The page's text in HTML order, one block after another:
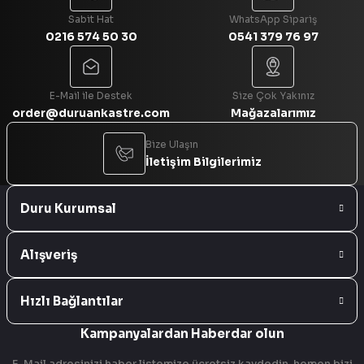
Sabit Hat
0216 574 50 30
WhatsApp Sipariş
0541 379 76 97
E-Mail ile Destek
order@duruankastre.com
Size Çok Yakınız
Mağazalarımız
Bize Ulaşın
İletişim Bilgilerimiz
Duru Kurumsal
Alışveriş
Hızlı Bağlantılar
Kampanyalardan Haberdar olun